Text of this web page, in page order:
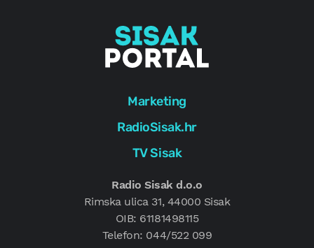
Marketing
RadioSisak.hr
TV Sisak
Radio Sisak d.o.o
Rimska ulica 31, 44000 Sisak
OIB: 61181498115
Telefon: 044/522 099